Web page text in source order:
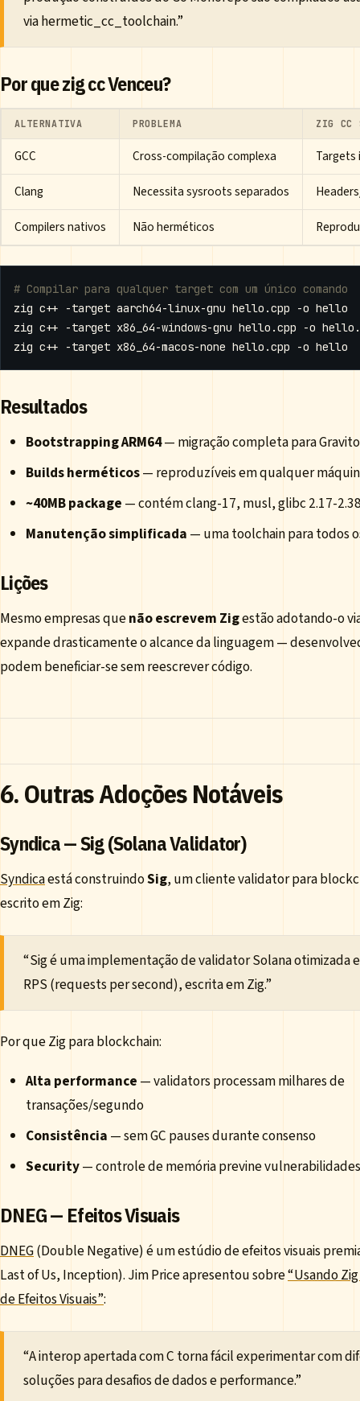
via hermetic_cc_toolchain.”
Por que zig cc Venceu?
ALTERNATIVA PROBLEMA ZIG CC
GCC Cross-compilação complexa
Clang
Necessita sysroots separados
Compilers nativos
Não herméticos
# Compilar para qualquer target com um único comando
Resultados
Bootstrapping ARM64— migração completa para
Builds herméticos— reproduzíveis em qualquer
~40MB package — contém clang-17, musl, glibc 2.17-
Manutenção simplificada — uma toolchain para todos
Lições
Mesmo empresas quenão escrevem Zigestão adotando-o
expande drasticamente o alcance da linguagem —
podem beneficiar-se sem reescrever código.
6. Outras Adoções Notáveis
Syndica — Sig (Solana Validator)
Syndicaestá construindoSig, um cliente validator para
escrito em Zig:
“Sig é uma implementação de validator Solana otimizada
RPS (requests per second), escrita em Zig.”
Por que Zig para blockchain:
Alta performance — validators processam milhares de
transações/segundo
Consistência — sem GC pauses durante consenso
Security— controle de memória previne
DNEG — Efeitos Visuais
DNEG(Double Negative) é um estúdio de efeitos visuais
Last of Us, Inception). Jim Price apresentou sobre“Usando
de Efeitos Visuais”:
“A interop apertada com C torna fácil experimentar com
soluções para desafios de dados e performance.”